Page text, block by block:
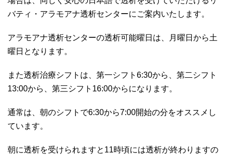
バティ・アラモアナ透析センターにご案内いたします。
アラモアナ透析センターの透析可能曜日は、月曜日から土
曜日となります。
また透析治療シフトは、第一シフト6:30から、第二シフト
13:00から、第三シフト16:00からになります。
通常は、朝のシフトで6:30から7:00開始の分をオススメし
ています。
朝に透析を受けられますと11時頃には透析が終わりますの